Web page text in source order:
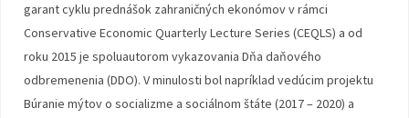
garant cyklu prednášok zahraničných ekonómov v rámci
Conservative Economic Quarterly Lecture Series (CEQLS) a od
roku 2015 je spoluautorom vykazovania Dňa daňového
odbremenenia (DDO). V minulosti bol napríklad vedúcim projektu
Búranie mýtov o socializme a sociálnom štáte (2017 – 2020) a